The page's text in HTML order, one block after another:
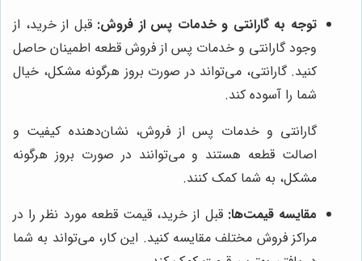
توجه به گارانتی و خدمات پس از فروش: قبل از خرید، از
وجود گارانتی و خدمات پس از فروش قطعه اطمینان حاصل
کنید. گارانتی، می‌تواند در صورت بروز هرگونه مشکل، خیال
شما را آسوده کند.
گارانتی و خدمات پس از فروش، نشان‌دهنده کیفیت و
اصالت قطعه هستند و می‌توانند در صورت بروز هرگونه
مشکل، به شما کمک کنند.
مقایسه قیمت‌ها: قبل از خرید، قیمت قطعه مورد نظر را در
مراکز فروش مختلف مقایسه کنید. این کار، می‌تواند به شما